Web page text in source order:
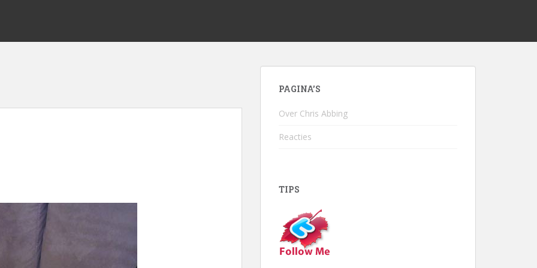
PAGINA’S
Over Chris Abbing
Reacties
TIPS